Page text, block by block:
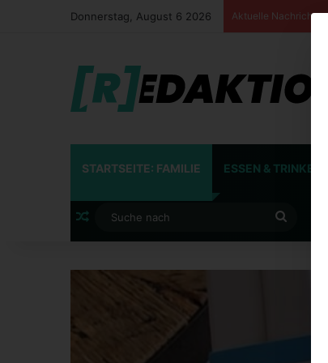
Donnerstag, August 6 2026 Aktuelle Nachrichten
STARTSEITE: FAMILIE ESSEN & TRINKEN
Zufälliger Artikel
nach